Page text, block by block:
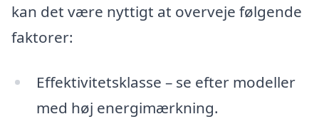
kan det være nyttigt at overveje følgende
faktorer:
Effektivitetsklasse – se efter modeller
med høj energimærkning.